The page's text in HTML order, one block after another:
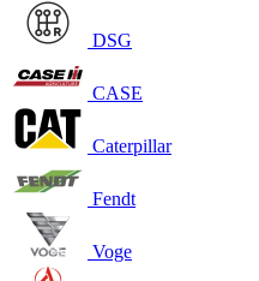
DSG
CASE
Caterpillar
Fendt
Voge